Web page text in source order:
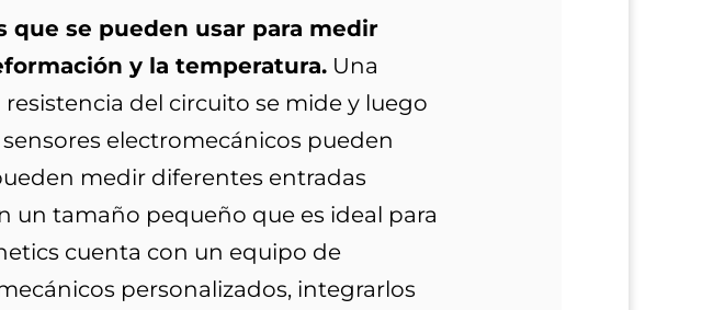
que se pueden usar para medir
y la temperatura.Una
del circuito se mide y luego
electromecánicos pueden
medir diferentes entradas
un tamaño pequeño que es ideal para
cuenta con un equipo de
personalizados, integrarlos